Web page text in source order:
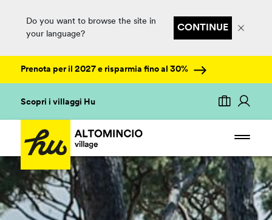
Do you want to browse the site in
your language?
CONTINUE
Prenota per il 2027 e risparmia fino al 30%
Scopri i villaggi Hu